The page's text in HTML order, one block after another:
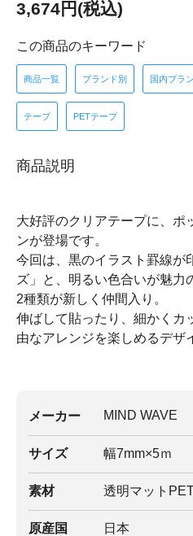
3,674円(税込)
この商品のキーワード
商品一覧 ブランド別 国内ブラ
テープ PETテープ
商品説明
大好評のクリアテープに、ポ
ンが登場です。
今回は、黒のイラスト罫線が
ズ」と、明るい色合いが魅力
2種類が新しく仲間入り。
伸ばして貼ったり、細かくカ
由なアレンジを楽しめるデザ
メーカー MIND WAVE
サイズ 幅7mm×5ｍ
素材 透明マット
原産国 日本